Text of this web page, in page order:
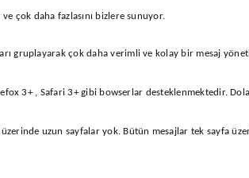
çok daha fazlasını bizlere sunuyor.
gruplayarak çok daha verimli ve kolay bir mesaj
3+ , Safari 3+ gibi bowserlar desteklenmektedir.
uzun sayfalar yok. Bütün mesajlar tek sayfa